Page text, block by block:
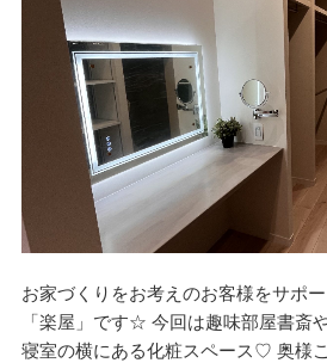
お家づくりをお考えのお客様をサポ
「楽屋」です☆ 今回は趣味部屋書斎
寝室の横にある化粧スペース♡ 奥様